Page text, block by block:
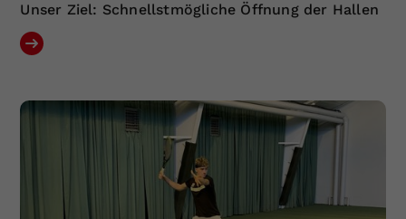
Unser Ziel: Schnellstmögliche Öffnung der Hallen